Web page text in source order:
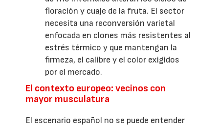
floración y cuaje de la fruta. El sector
necesita una reconversión varietal
enfocada en clones más resistentes al
estrés térmico y que mantengan la
firmeza, el calibre y el color exigidos
por el mercado.
El contexto europeo: vecinos con
mayor musculatura
El escenario español no se puede entender